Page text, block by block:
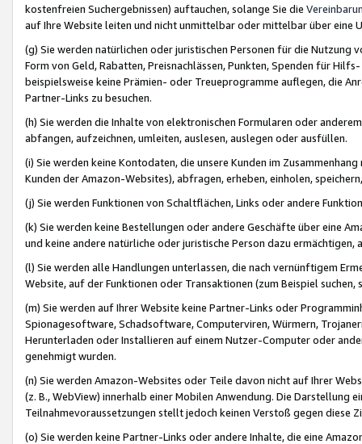
kostenfreien Suchergebnissen) auftauchen, solange Sie die
auf Ihre Website leiten und nicht unmittelbar oder mittelbar über eine
(g) Sie werden natürlichen oder juristischen Personen für die Nutzung
Form von Geld, Rabatten, Preisnachlässen, Punkten, Spenden für
beispielsweise keine Prämien- oder Treueprogramme auflegen, die
Partner-Links zu besuchen.
(h) Sie werden die Inhalte von elektronischen Formularen oder
abfangen, aufzeichnen, umleiten, auslesen, auslegen oder ausfüllen.
(i) Sie werden keine Kontodaten, die unsere Kunden im
Kunden der Amazon-Websites), abfragen, erheben, einholen,
(j) Sie werden Funktionen von Schaltflächen, Links oder andere
(k) Sie werden keine Bestellungen oder andere Geschäfte über eine
und keine andere natürliche oder juristische Person dazu
(l) Sie werden alle Handlungen unterlassen, die nach vernünftigem
Website, auf der Funktionen oder Transaktionen (zum Beispiel
(m) Sie werden auf Ihrer Website keine Partner-Links oder
Spionagesoftware, Schadsoftware, Computerviren, Würmern,
Herunterladen oder Installieren auf einem Nutzer-Computer oder
genehmigt wurden.
(n) Sie werden Amazon-Websites oder Teile davon nicht auf Ihrer
(z. B., WebView) innerhalb einer Mobilen Anwendung. Die Darstellung
Teilnahmevoraussetzungen stellt jedoch keinen Verstoß gegen diese
(o) Sie werden keine Partner-Links oder andere Inhalte, die eine